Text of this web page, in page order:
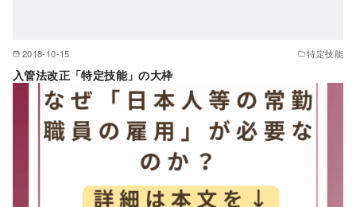
2018-10-15 特定技能
入管法改正「特定技能」の大枠